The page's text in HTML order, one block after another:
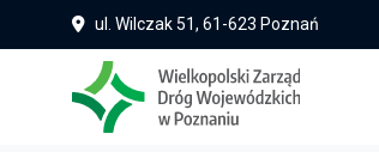
ul. Wilczak 51, 61-623 Poznań